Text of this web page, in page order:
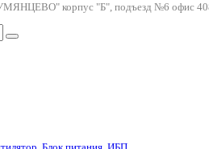
корпус "Б", подъезд №6 офис